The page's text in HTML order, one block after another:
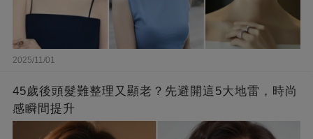
2025/11/01
45歲後頭髮難整理又顯老？先避開這5大地雷，時尚
感瞬間提升